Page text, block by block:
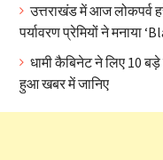
उत्तराखंड में आज लोकपर्व
पर्यावरण प्रेमियों ने मनाया
धामी कैबिनेट ने लिए 10
हुआ खबर में जानिए